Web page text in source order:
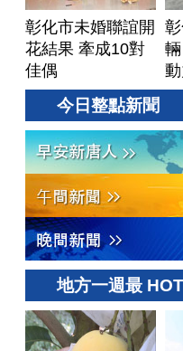
彰化市未婚聯誼開
花結果 牽成10對
佳偶
今日整點新聞
地方一週最 HOT